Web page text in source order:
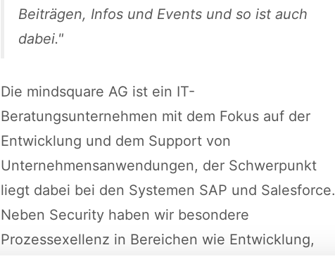
Beiträgen, Infos und Events und so ist auch
dabei.
Die mindsquare AG ist ein IT-
Beratungsunternehmen mit dem Fokus auf der
Entwicklung und dem Support von
Unternehmensanwendungen, der Schwerpunkt
liegt dabei bei den Systemen SAP und Salesforce.
Neben Security haben wir besondere
Prozessexellenz in Bereichen wie Entwicklung,